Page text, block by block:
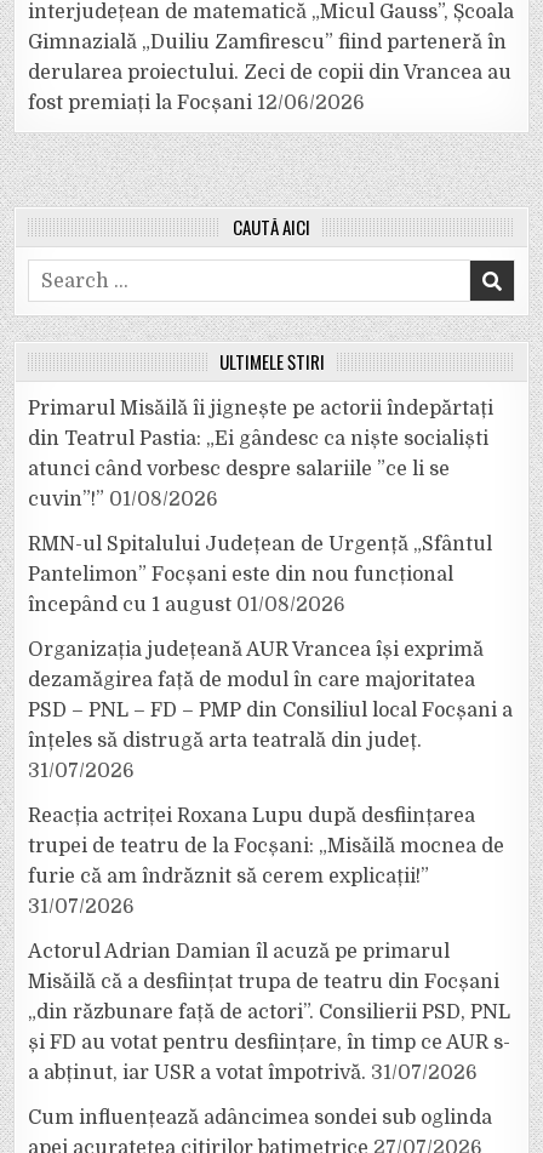
interjudețean de matematică „Micul Gauss”, Școala
Gimnazială „Duiliu Zamfirescu” fiind parteneră în
derularea proiectului. Zeci de copii din Vrancea au
fost premiați la Focșani 12/06/2026
CAUTĂ AICI
Search
for:
ULTIMELE ȘTIRI
Primarul Misăilă îi jignește pe actorii îndepărtați
din Teatrul Pastia: „Ei gândesc ca niște socialiști
atunci când vorbesc despre salariile ”ce li se
cuvin”!” 01/08/2026
RMN-ul Spitalului Județean de Urgență „Sfântul
Pantelimon” Focșani este din nou funcțional
începând cu 1 august 01/08/2026
Organizația județeană AUR Vrancea își exprimă
dezamăgirea față de modul în care majoritatea
PSD – PNL – FD – PMP din Consiliul local Focșani a
înțeles să distrugă arta teatrală din județ.
31/07/2026
Reacția actriței Roxana Lupu după desființarea
trupei de teatru de la Focșani: „Misăilă mocnea de
furie că am îndrăznit să cerem explicații!”
31/07/2026
Actorul Adrian Damian îl acuză pe primarul
Misăilă că a desființat trupa de teatru din Focșani
„din răzbunare față de actori”. Consilierii PSD, PNL
și FD au votat pentru desființare, în timp ce AUR s-
a abținut, iar USR a votat împotrivă. 31/07/2026
Cum influențează adâncimea sondei sub oglinda